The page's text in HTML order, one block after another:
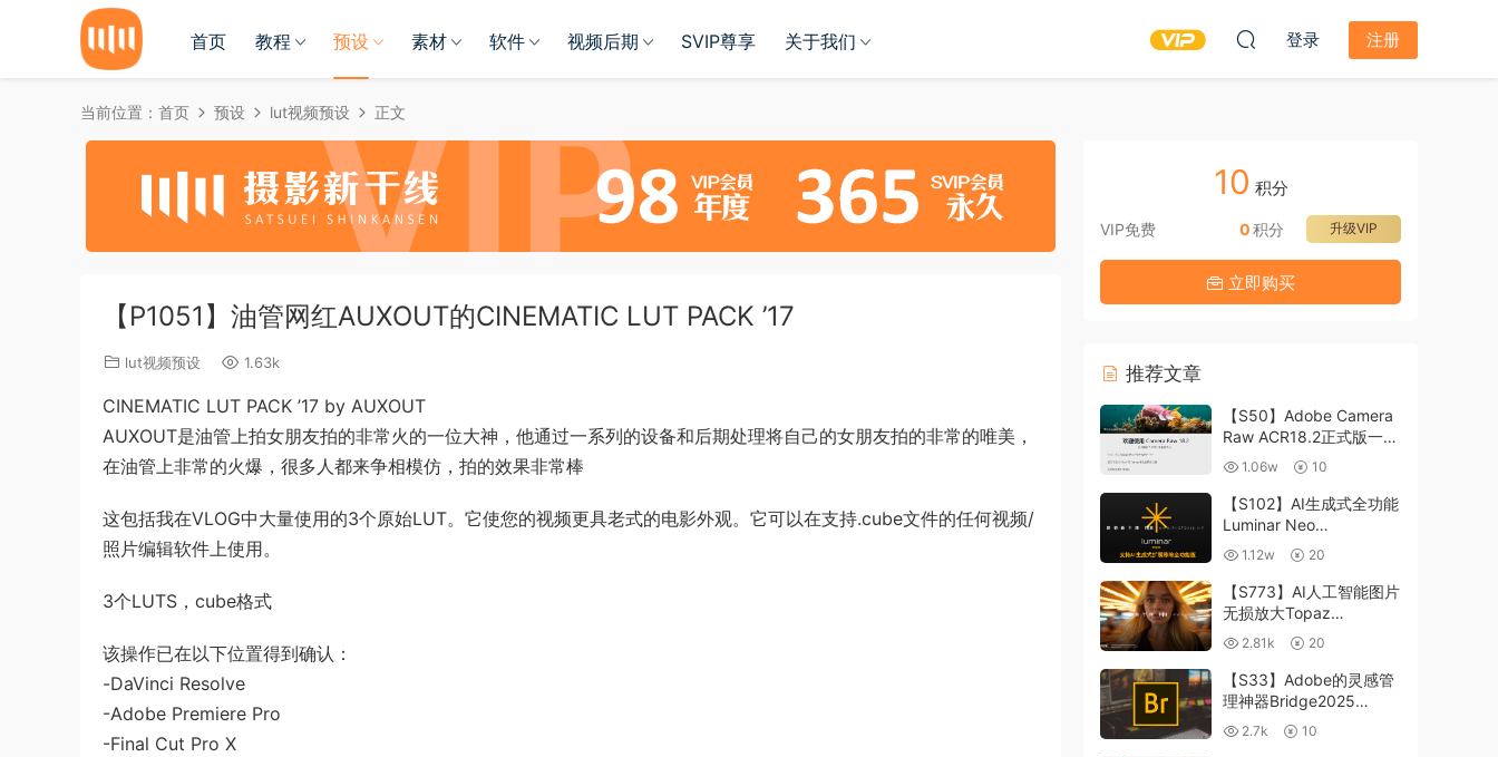
首页 教程 预设 素材 软件 视频后期 SVIP尊享 关于我们 登录 注册
当前位置： 首页 预设 lut视频预设 正文
【P1051】油管网红AUXOUT的CINEMATIC LUT PACK ’17
lut视频预设 1.63k
CINEMATIC LUT PACK ’17 by AUXOUT
AUXOUT是油管上拍女朋友拍的非常火的一位大神，他通过一系列的设备和后期处理将自己的女朋友拍的非常的唯美，
在油管上非常的火爆，很多人都来争相模仿，拍的效果非常棒
这包括我在VLOG中大量使用的3个原始LUT。它使您的视频更具老式的电影外观。它可以在支持.cube文件的任何视频/
照片编辑软件上使用。
3个LUTS，cube格式
该操作已在以下位置得到确认：
-DaVinci Resolve
-Adobe Premiere Pro
-Final Cut Pro X
10 积分
VIP免费 升级VIP
0积分
立即购买
推荐文章
【S50】Adobe Camera
Raw ACR18.2正式版一键
升级包 ACR最新升级包
支持WIN和MAC
1.06w 10
【S102】AI生成式全功能
Luminar Neo
1.24.4(x64)超强修图插件
中文版WIN+MAC含400
个预设
1.12w 20
【S773】AI人工智能图片
无损放大Topaz
Gigapixel AI 8.4.0.1b照
片模糊清晰 PS插件+独立
版 WIN/MAC
2.81k 20
【S33】Adobe的灵感管
理神器Bridge2025
15.0.3 WIN系统 右键可
进入ACR
2.7k 10